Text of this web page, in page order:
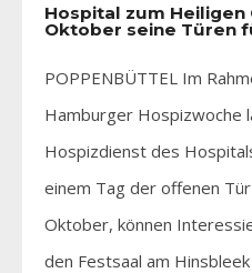
Hospital zum Heiligen
Oktober seine Türen
POPPENBÜTTEL Im
Hamburger Hospizwoche
Hospizdienst des
einem Tag der offenen
Oktober, können
den Festsaal am